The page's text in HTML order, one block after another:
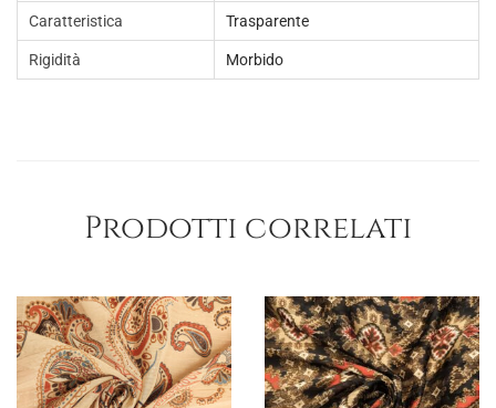
Caratteristica Trasparente
Rigidità Morbido
Prodotti correlati